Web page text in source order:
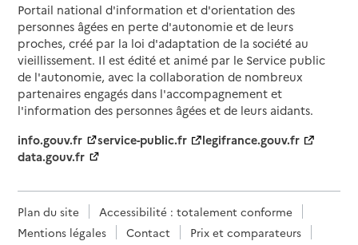
Portail national d'information et d'orientation des
personnes âgées en perte d'autonomie et de leurs
proches, créé par la loi d'adaptation de la société au
vieillissement. Il est édité et animé par le Service public
de l'autonomie, avec la collaboration de nombreux
partenaires engagés dans l'accompagnement et
l'information des personnes âgées et de leurs aidants.
info.gouv.fr
service-public.fr
legifrance.gouv.fr
data.gouv.fr
Plan du site
Accessibilité : totalement conforme
Mentions légales
Contact
Prix et comparateurs